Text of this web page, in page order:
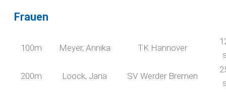
Frauen
100m Meyer, Annika TK Hannover
200m Loock, Jana SV Werder Bremen